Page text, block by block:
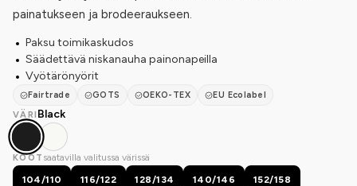
painatukseen ja brodeeraukseen.
Paksu toimikaskudos
Säädettävä niskanauha painonapeilla
Vyötärönyörit
Fairtrade GOTS OEKO-TEX
EU Ecolabel
VÄRI Black
KOOT saatavilla valitussa värissä
104/110
116/122 128/134 140/146 152/158